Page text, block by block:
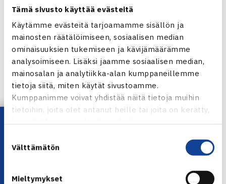
Tämä sivusto käyttää evästeitä
Käytämme evästeitä tarjoamamme sisällön ja
mainosten räätälöimiseen, sosiaalisen median
ominaisuuksien tukemiseen ja kävijämäärämme
analysoimiseen. Lisäksi jaamme sosiaalisen median,
mainosalan ja analytiikka-alan kumppaneillemme
tietoja siitä, miten käytät sivustoamme.
Kumppanimme voivat yhdistää näitä tietoja muihin
tietoihin, joita olet antanut heille tai joita on kerätty,
valinta
Välttämätön
Mieltymykset
Miesten 10.000$ ITF Futures
29.9.-5.10.2014 Jönköping, Ruotsi
Kaksinpeli
1.kierrosta: Micke Kontinen (2.) – Daniel Windahl Ruotsi 64
76(4)
Turnaus verkossa
Lataa OmaTennis!